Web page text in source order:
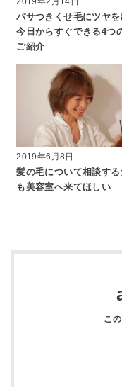
パサつきくせ毛にツヤを
今日からすぐできる4つ
ご紹介
2019年6月8日
髪の毛について相談す
も美容室へ来てほしい